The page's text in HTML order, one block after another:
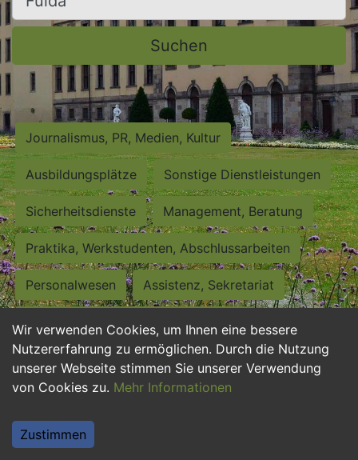
Wir verwenden Cookies, um Ihnen eine bessere
Nutzererfahrung zu ermöglichen. Durch die Nutzung
unserer Webseite stimmen Sie unserer Verwendung
von Cookies zu. Mehr Informationen
Zustimmen
Suchen
Journalismus, PR, Medien, Kultur
Ausbildungsplätze Sonstige Dienstleistungen
Sicherheitsdienste Management, Beratung
Praktika, Werkstudenten, Abschlussarbeiten
Personalwesen Assistenz, Sekretariat
Hilfskräfte, Aushilfs- und Nebenjobs
Einkauf, Logistik, Materialwirtschaft
Weiterbildung, Studium, duale Ausbildung
Tourismus